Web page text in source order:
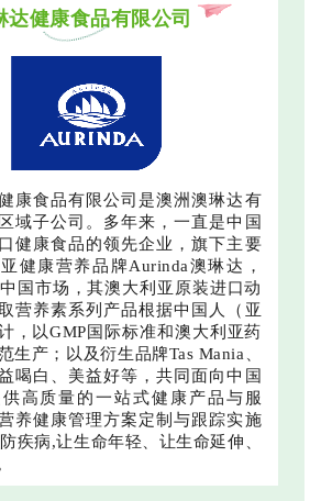
达健康食品有限公司
康食品有限公司是澳洲澳琳达有
域子公司。多年来，一直是中国
健康食品的领先企业，旗下主要
健康营养品牌Aurinda澳琳达，
国市场，其澳大利亚原装进口动
营养素系列产品根据中国人（亚
，以GMP国际标准和澳大利亚药
生产；以及衍生品牌Tas Mania、
喝白、美益好等，共同面向中国
高质量的一站式健康产品与服
养健康管理方案定制与跟踪实施
疾病,让生命年轻、让生命延伸、